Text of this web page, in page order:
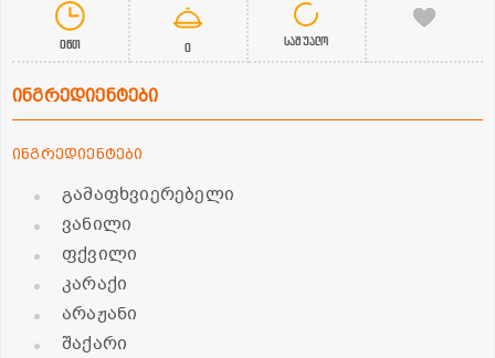
0წთ 0 საშუალო
ინგრედიენტები
ინგრედიენტები
გამაფხვიერებელი
ვანილი
ფქვილი
კარაქი
არაჟანი
შაქარი